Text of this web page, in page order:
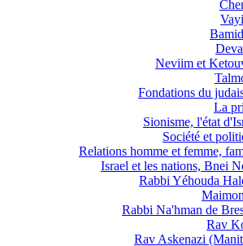
Neviim et
Fondations du
La
Sionisme, l'état
Société et
Relations homme et femme,
Israel et les nations, Bnei
Rabbi Yéhouda
Rabbi Na'hman de
Rav